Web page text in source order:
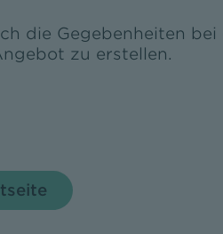
die Gegebenheiten bei
zu erstellen.